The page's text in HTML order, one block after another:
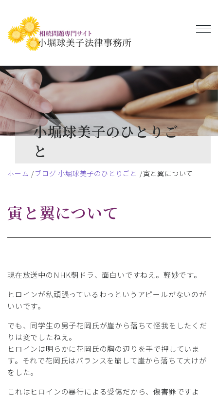
小堀球美子のひとりご
と
ホーム ブログ 小堀球美子のひとりごと 寅と翼について
寅と翼について
現在放送中のNHK朝ドラ、面白いですねえ。軽妙です。
ヒロインが私頑張っているわっというアピールがないのが
いいです。
でも、同学生の男子花岡氏が崖から落ちて怪我をしたくだ
りは変でしたねえ。
ヒロインは明らかに花岡氏の胸の辺りを手で押していま
す。それで花岡氏はバランスを崩して崖から落ちて大けが
をした。
これはヒロインの暴行による受傷だから、傷害罪ですよ